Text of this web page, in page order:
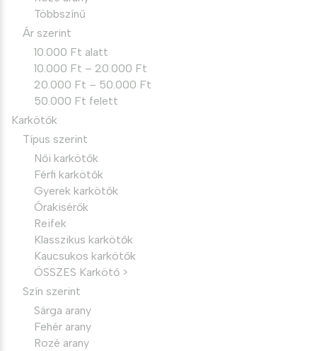
Többszínű
Ár szerint
10.000 Ft alatt
10.000 Ft – 20.000 Ft
20.000 Ft – 50.000 Ft
50.000 Ft felett
Karkötők
Típus szerint
Női karkötők
Férfi karkötők
Gyerek karkötők
Órakisérők
Reifek
Klasszikus karkötők
Kaucsukos karkötők
ÖSSZES Karkötő >
Szín szerint
Sárga arany
Fehér arany
Rozé arany